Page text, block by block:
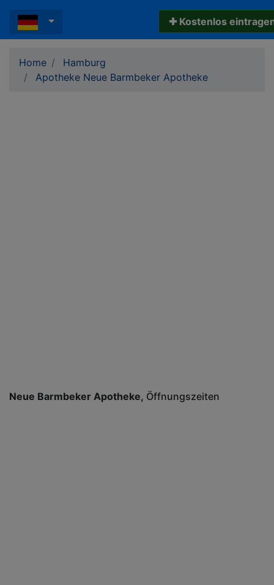
✚ Kostenlos
Home
Hamburg
Apotheke Neue Barmbeker Apotheke
Neue Barmbeker Apotheke Öffnungszeiten